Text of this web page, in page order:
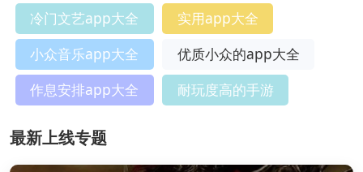
冷门文艺app大全
实用app大全
小众音乐app大全
优质小众的app大全
作息安排app大全
耐玩度高的手游
最新上线专题